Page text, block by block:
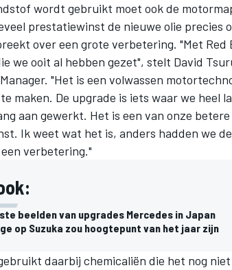
wordt gebruikt moet ook de
prestatiewinst de nieuwe olie precies
over een grote verbetering. "Met
we ooit al hebben gezet", stelt David
"Het is een volwassen
maken. De upgrade is iets waar we heel
aan gewerkt. Het is een van onze
Ik weet wat het is, anders hadden we
verbetering."
beelden van upgrades Mercedes in Japan
op Suzuka zou hoogtepunt van het jaar zijn
daarbij chemicaliën die het nog